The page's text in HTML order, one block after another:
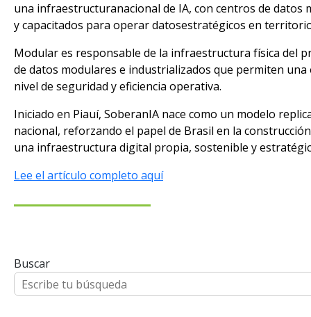
una infraestructuranacional de IA, con centros de datos
y capacitados para operar datosestratégicos en
Modular es responsable de la infraestructura física del
de datos modulares e industrializados que permiten
nivel de seguridad y eficiencia operativa.
Iniciado en Piauí, SoberanIA nace como un modelo
nacional, reforzando el papel de Brasil en la
una infraestructura digital propia, sostenible y
Lee el artículo completo aquí
Buscar